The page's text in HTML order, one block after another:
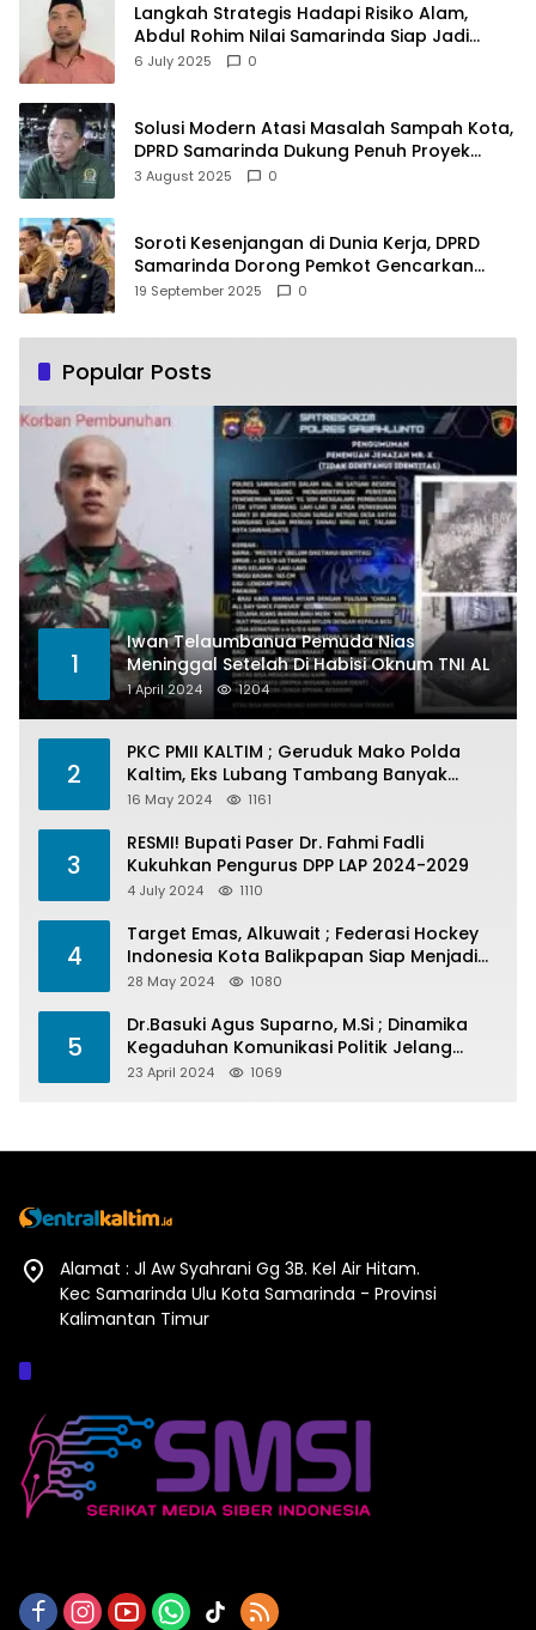
Langkah Strategis Hadapi Risiko Alam,
Abdul Rohim Nilai Samarinda Siap Jadi
Pusat Logistik Bencana Kalimantan
6 July 2025 0
Solusi Modern Atasi Masalah Sampah Kota,
DPRD Samarinda Dukung Penuh Proyek
PLTSA
3 August 2025 0
Soroti Kesenjangan di Dunia Kerja, DPRD
Samarinda Dorong Pemkot Gencarkan
Pemberdayaan Perempuan
19 September 2025 0
Popular Posts
1
Iwan Telaumbanua Pemuda Nias
Meninggal Setelah Di Habisi Oknum TNI AL
1 April 2024 1204
2
PKC PMII KALTIM ; Geruduk Mako Polda
Kaltim, Eks Lubang Tambang Banyak
Menelan Korban
16 May 2024 1161
3
RESMI! Bupati Paser Dr. Fahmi Fadli
Kukuhkan Pengurus DPP LAP 2024-2029
4 July 2024 1110
4
Target Emas, Alkuwait ; Federasi Hockey
Indonesia Kota Balikpapan Siap Menjadi
Barometer Prestasi Di Kaltim
28 May 2024 1080
5
Dr.Basuki Agus Suparno, M.Si ; Dinamika
Kegaduhan Komunikasi Politik Jelang
Pesta Politik 2024
23 April 2024 1069
Alamat : Jl Aw Syahrani Gg 3B. Kel Air Hitam.
Kec Samarinda Ulu Kota Samarinda - Provinsi
Kalimantan Timur